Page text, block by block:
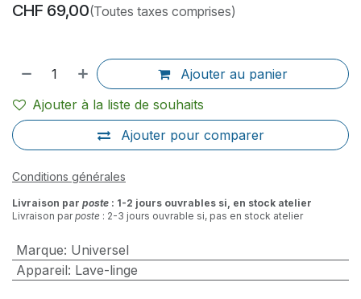
CHF 69,00(Toutes taxes comprises)
Ajouter au panier
Ajouter pour comparer
Ajouter à la liste de souhaits
Conditions générales
Livraison par poste : 1-2 jours ouvrables si, en stock atelier
Livraison parposte : 2-3 jours ouvrable si, pas en stock atelier
Marque: Universel
Appareil: Lave-linge